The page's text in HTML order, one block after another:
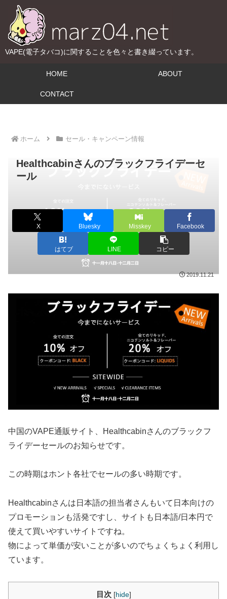
VAPE(電子タバコ)に関することを色々と書き綴っています。
HOME ABOUT
CONTACT
ホーム セール・キャンペーン情報
Healthcabinさんのブラックフライデーセ
ール
X Bluesky Misskey Facebook
はてブ LINE コピー
2019.11.21
中国のVAPE通販サイト、Healthcabinさんのブラックフ
ライデーセールのお知らせです。
この時期はホント各社でセールの多い時期です。
Healthcabinさんは日本語の担当者さんもいて日本向けの
プロモーションも活発ですし、サイトも日本語/日本円で
使えて買いやすいサイトですね。
物によって単価が安いことが多いのでちょくちょく利用し
ています。
目次 [hide]